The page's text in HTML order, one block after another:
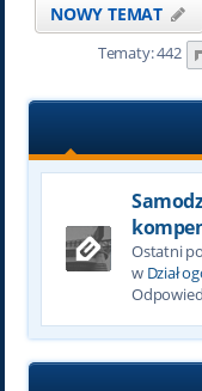
NOWY TEMAT
Tematy: 442
Ostatni
w Dział